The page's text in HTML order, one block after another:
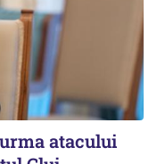
atacului